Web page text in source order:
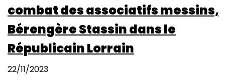
combat des associatifs messins,
Bérengère Stassin dans le
Républicain Lorrain
22/11/2023